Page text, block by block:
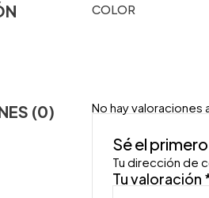
COLOR
(0) No hay valoraciones
Sé el
Tu dirección de
Tu valoración